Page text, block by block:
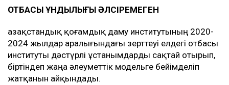
ОТБАСЫ ҚҰНДЫЛЫҒЫ ӘЛСІРЕМЕГЕН
Қазақстандық қоғамдық даму институтының 2020-
2024 жылдар аралығындағы зерттеуі елдегі отбасы
институты дәстүрлі ұстанымдарды сақтай отырып,
біртіндеп жаңа әлеуметтік модельге бейімделіп
жатқанын айқындады.